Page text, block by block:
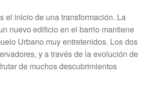
el inicio de una transformación. La
nuevo edificio en el barrio mantiene
Urbano muy entretenidos. Los dos
y a través de la evolución de
de muchos descubrimientos